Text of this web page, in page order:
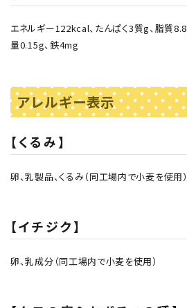
エネルギー122kcal、たんぱく3質g、脂質
量0.15g、鉄4mg
アレルギー表示
【くるみ】
卵、乳製品、くるみ（同工場内で小麦を使用）
【イチジク】
卵、乳成分（同工場内で小麦を使用）